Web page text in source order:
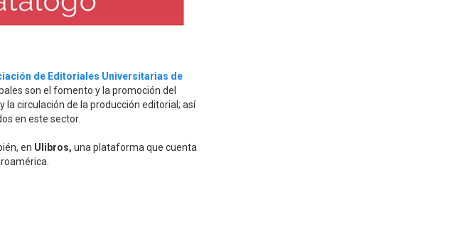
de Editoriales Universitarias de
son el fomento y la promoción del
circulación de la producción editorial; así
en este sector.
en Ulibros, una plataforma que cuenta